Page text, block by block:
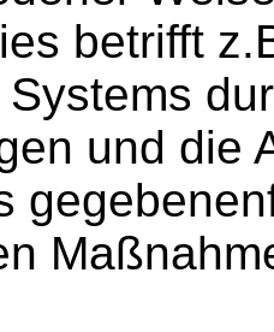
betrifft
und die